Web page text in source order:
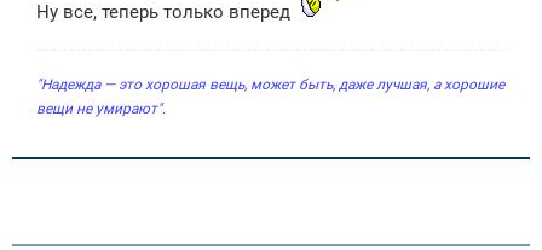
Ну все, теперь только вперед
"Надежда — это хорошая вещь, может быть, даже лучшая, а хорошие
вещи не умирают".